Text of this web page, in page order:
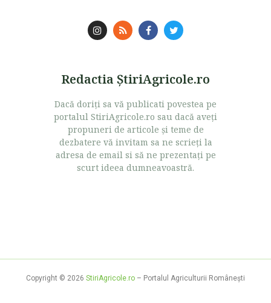
Redactia ŞtiriAgricole.ro
Dacă doriţi sa vă publicati povestea pe
portalul StiriAgricole.ro sau dacă aveţi
propuneri de articole şi teme de
dezbatere vă invitam sa ne scrieţi la
adresa de email si să ne prezentaţi pe
scurt ideea dumneavoastră.
Copyright © 2026 StiriAgricole.ro – Portalul Agriculturii Româneşti